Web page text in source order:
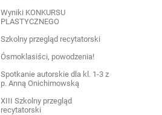
Wyniki KONKURSU
PLASTYCZNEGO
Szkolny przegląd recytatorski
Ósmoklasiści, powodzenia!
Spotkanie autorskie dla kl. 1-3 z
p. Anną Onichimowską
XIII Szkolny przegląd
recytatorski